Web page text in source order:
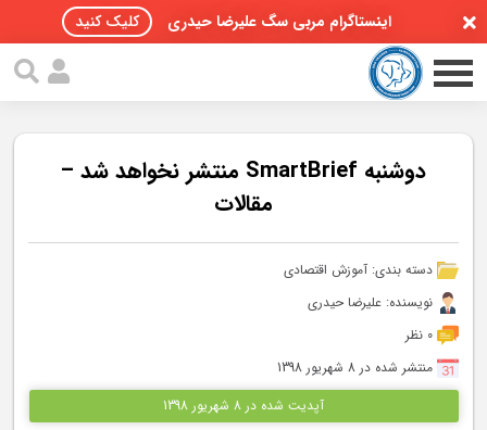
اینستاگرام مربی سگ علیرضا حیدری کلیک کنید
صفحه اصلی
مقالات سگ ها
پادکست سگ ها
سمینار تهران 96
دوشنبه SmartBrief منتشر نخواهد شد –
مقالات
دسته بندی:آموزش اقتصادی
نویسنده: علیرضا حیدری
0 نظر
منتشر شده در 8 شهریور 1398
آپدیت شده در 8 شهریور 1398